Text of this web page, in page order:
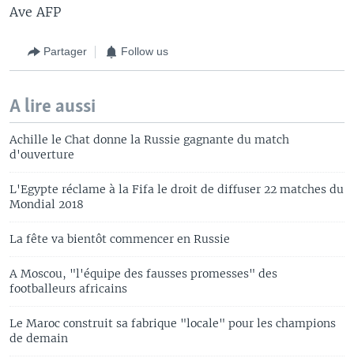
Ave AFP
Partager Follow us
A lire aussi
Achille le Chat donne la Russie gagnante du match
d'ouverture
L'Egypte réclame à la Fifa le droit de diffuser 22 matches du
Mondial 2018
La fête va bientôt commencer en Russie
A Moscou, "l'équipe des fausses promesses" des
footballeurs africains
Le Maroc construit sa fabrique "locale" pour les champions
de demain